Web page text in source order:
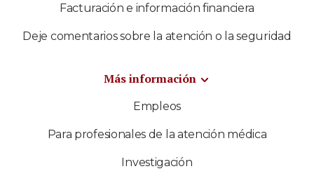
Facturación e información financiera
Deje comentarios sobre la atención o la seguridad
Más información
Empleos
Para profesionales de la atención médica
Investigación